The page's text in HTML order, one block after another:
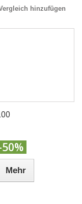
hinzufügen
50%
Mehr